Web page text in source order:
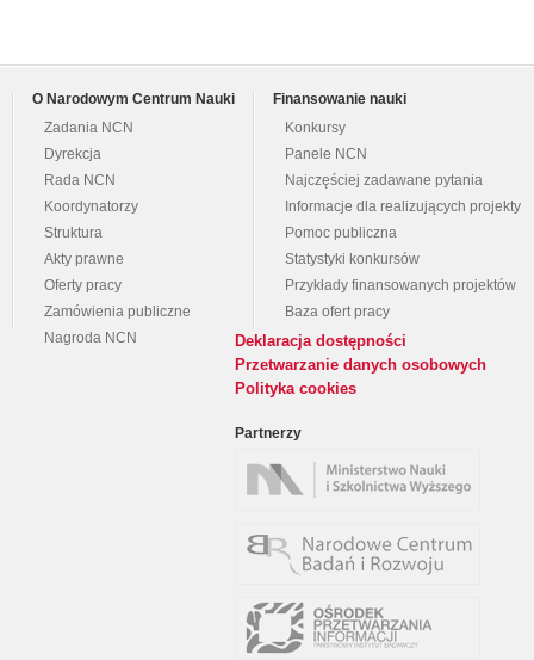
O Narodowym Centrum Nauki
Zadania NCN
Dyrekcja
Rada NCN
Koordynatorzy
Struktura
Akty prawne
Oferty pracy
Zamówienia publiczne
Nagroda NCN
Finansowanie nauki
Konkursy
Panele NCN
Najczęściej zadawane pytania
Informacje dla realizujących projekty
Pomoc publiczna
Statystyki konkursów
Przykłady finansowanych projektów
Baza ofert pracy
Deklaracja dostępności
Przetwarzanie danych osobowych
Polityka cookies
Partnerzy